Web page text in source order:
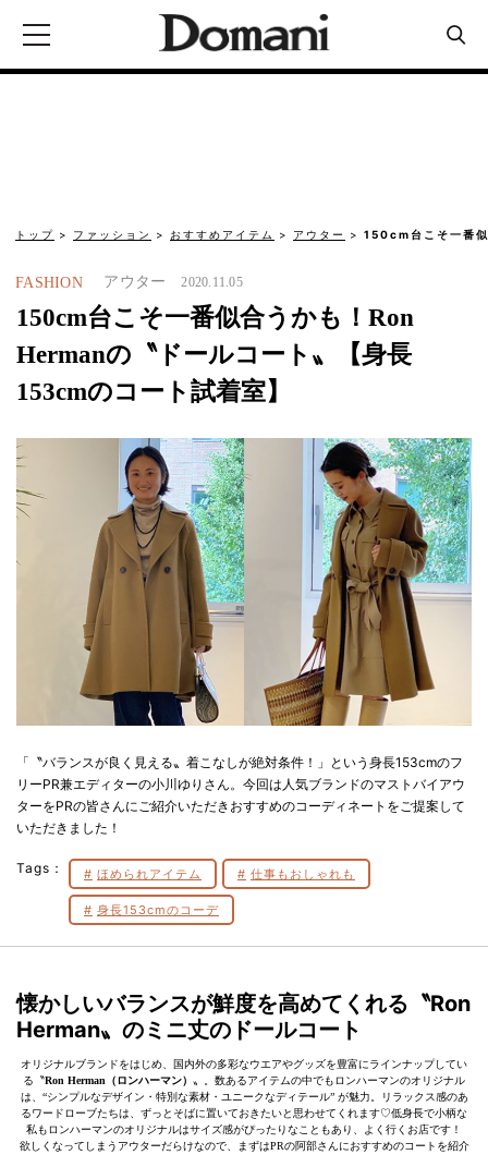
トップ ファッション おすすめアイテム アウター 150cm台こそ一番
FASHION アウター 2020.11.05
150cm台こそ一番似合うかも！Ron
Hermanの〝ドールコート〟【身長
153cmのコート試着室】
「〝バランスが良く見える〟着こなしが絶対条件！」という身長153cmのフ
リーPR兼エディターの小川ゆりさん。今回は人気ブランドのマストバイアウ
ターをPRの皆さんにご紹介いただきおすすめのコーディネートをご提案して
いただきました！
Tags： ほめられアイテム 仕事もおしゃれも
身長153cmのコーデ
懐かしいバランスが鮮度を高めてくれる 〝Ron
Herman〟 のミニ丈のドールコート
オリジナルブランドをはじめ、国内外の多彩なウエアやグッズを豊富にラインナップしてい
る〝Ron Herman（ロンハーマン） 〟。数あるアイテムの中でもロンハーマンのオリジナル
は、“シンプルなデザイン・特別な素材・ユニークなディテール” が魅力。リラックス感のあ
るワードローブたちは、ずっとそばに置いておきたいと思わせてくれます♡低身長で小柄な
私もロンハーマンのオリジナルはサイズ感がぴったりなこともあり、よく行くお店です！
欲しくなってしまうアウターだらけなので、まずはPRの阿部さんにおすすめのコートを紹介